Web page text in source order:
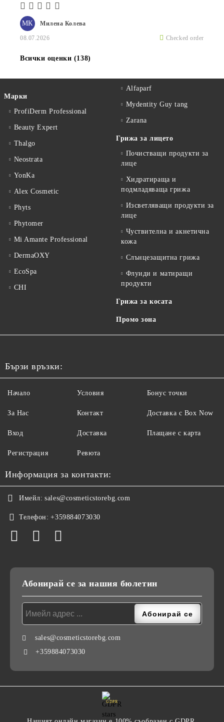
МК Милена Колева
08.07.2026 Checked order
Всички оценки (138)
Марки
ProfiDerm Professional
Beauty Expert
Thalgo
Neostrata
YonKa
Alex Cosmetic
Phyts
Phytomer
Mi Amante Professional
DermaOXY
EcoSpa
CHI
Alfaparf
Mydentity Guy tang
Zarana
Грижа за лицето
Почистващи продукти за
лице
Хидратираща и
подмладяваща грижа
Изсветляващи продукти за
лице
Чуствителна и акнетична
кожа
Слънцезащитна грижа
Флуиди и матиращи
продукти
Грижа за косата
Промо зона
Бързи връзки:
Начало
За Нас
Вход
Регистрация
Условия
Контакт
Доставка
Ревюта
Бонус точки
Доставка с Box Now
Плащане с карта
Информация за контакти:
Имейл: sales@cosmeticstorebg.com
Телефон: +359884073030
Абонирай се за нашия бюлетин
sales@cosmeticstorebg.com
+359884073030
GDPR